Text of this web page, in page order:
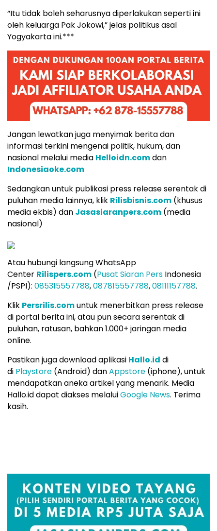
“Itu tidak boleh seharusnya diperlakukan seperti ini
oleh keluarga Pak Jokowi,” jelas politikus asal
Yogyakarta ini.***
Jangan lewatkan juga menyimak berita dan
informasi terkini mengenai politik, hukum, dan
nasional melalui media Helloidn.comdan
Indonesiaoke.com
Sedangkan untuk publikasi press release serentak di
puluhan media lainnya, klik Rilisbisnis.com (khusus
media ekbis) dan Jasasiaranpers.com (media
nasional)
Atau hubungi langsung WhatsApp
Center Rilispers.com (Pusat Siaran Pers Indonesia
/PSPI): 085315557788,087815557788,08111157788.
Klik Persrilis.comuntuk menerbitkan press release
di portal berita ini, atau pun secara serentak di
puluhan, ratusan, bahkan 1.000+ jaringan media
online.
Pastikan juga download aplikasi Hallo.id di
di Playstore (Android) danAppstore (iphone), untuk
mendapatkan aneka artikel yang menarik. Media
Hallo.id dapat diakses melaluiGoogle News. Terima
kasih.